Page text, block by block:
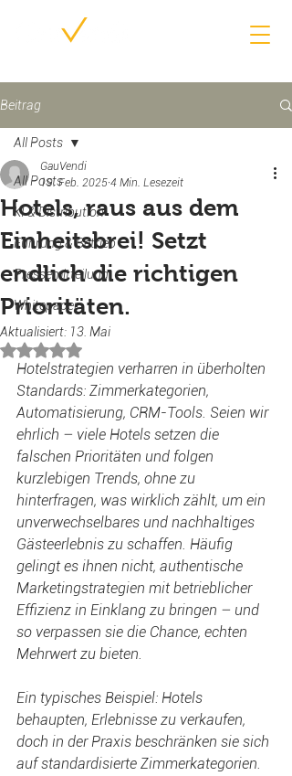
Beitrag
All Posts
KI & Distribution
Führung & Betrieb
Pressemitteilung
Whitepaper
All Posts
Hotels, raus aus dem
Einheitsbrei! Setzt
endlich die richtigen
Prioritäten.
GauVendi
19. Feb. 2025 4 Min. Lesezeit
Aktualisiert: 13. Mai
Mit NaN von 5 Sternen bewertet.
Hotelstrategien verharren in überholten
Standards: Zimmerkategorien,
Automatisierung, CRM-Tools. Seien wir
ehrlich – viele Hotels setzen die
falschen Prioritäten und folgen
kurzlebigen Trends, ohne zu
hinterfragen, was wirklich zählt, um ein
unverwechselbares und nachhaltiges
Gästeerlebnis zu schaffen. Häufig
gelingt es ihnen nicht, authentische
Marketingstrategien mit betrieblicher
Effizienz in Einklang zu bringen – und
so verpassen sie die Chance, echten
Mehrwert zu bieten.
Ein typisches Beispiel: Hotels
behaupten, Erlebnisse zu verkaufen,
doch in der Praxis beschränken sie sich
auf standardisierte Zimmerkategorien.